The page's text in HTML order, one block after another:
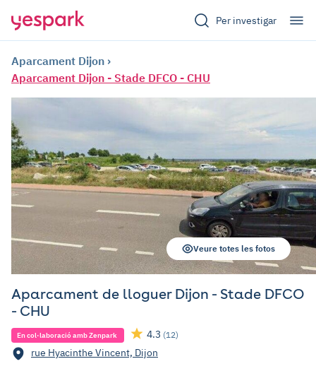
Per investigar
Aparcament Dijon
Aparcament Dijon - Stade DFCO - CHU
Aparcament de lloguer Dijon - Stade DFCO
- CHU
En col·laboració amb Zenpark 4.3 (12)
rue Hyacinthe Vincent, Dijon
Veure totes les fotos